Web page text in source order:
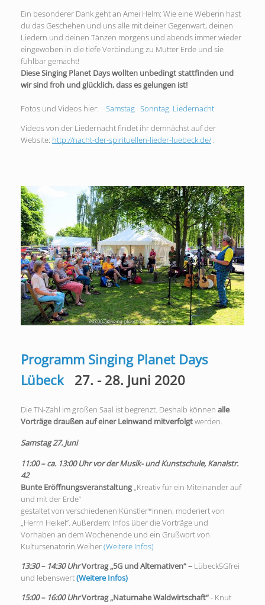
Ein besonderer Dank geht an Amei Helm: Wie eine Weberin hast
du das Geschehen und uns alle mit deiner Gegenwart, deinen
Liedern und deinen Tänzen morgens und abends immer wieder
eingewoben in die tiefe Verbindung zu Mutter Erde und sie
fühlbar gemacht!
Diese Singing Planet Days wollten unbedingt stattfinden und
wir sind froh und glücklich, dass es gelungen ist!
Fotos und Videos hier: Samstag Sonntag Liedernacht
Videos von der Liedernacht findet ihr demnächst auf der
Website: http://nacht-der-spirituellen-lieder-luebeck.de/
Programm Singing Planet Days
Lübeck27. - 28. Juni 2020
Die TN-Zahl im großen Saal ist begrenzt. Deshalb können alle
Vorträge draußen auf einer Leinwand mitverfolgtwerden.
Samstag 27. Juni
11:00 – ca. 13:00 Uhrvor der Musik- und Kunstschule, Kanalstr.
42
Bunte Eröffnungsveranstaltung„Kreativ für ein Miteinander auf
und mit der Erde“
gestaltet von verschiedenen Künstler*innen, moderiert von
„Herrn Heikel“. Außerdem: Infos über die Vorträge und
Vorhaben an dem Wochenende und ein Grußwort von
Kultursenatorin Weiher(Weitere Infos)
13:30 – 14:30 UhrVortrag „5G und Alternativen“ – Lübeck5Gfrei
und lebenswert(Weitere Infos)
15:00 – 16:00 UhrVortrag „Naturnahe Waldwirtschaft“- Knut